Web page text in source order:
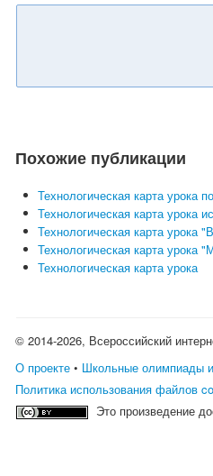
Похожие публикации
Технологическая карта урока
Технологическая карта урока
Технологическая карта урока
Технологическая карта урока
Технологическая карта урока
© 2014-2026, Всероссийский
О проекте • Школьные олимпиады
Политика использования файлов
Это произведение